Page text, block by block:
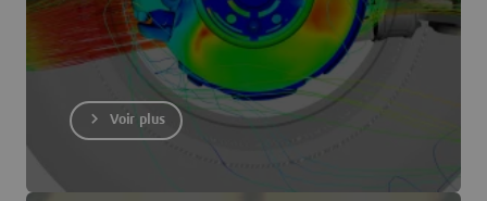
Voir plus